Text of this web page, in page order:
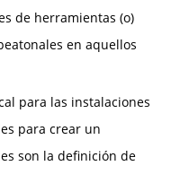
de herramientas (o)
en aquellos
para las instalaciones
para crear un
son la definición de